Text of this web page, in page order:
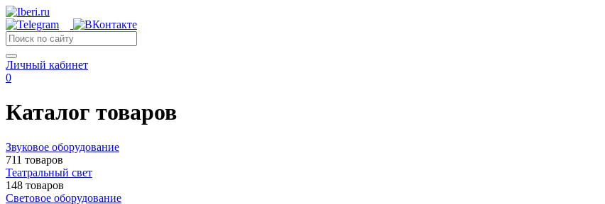
Личный кабинет
0
Каталог товаров
Звуковое оборудование
711 товаров
Театральный свет
148 товаров
Световое оборудование